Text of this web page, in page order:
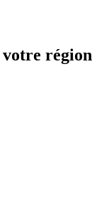
région